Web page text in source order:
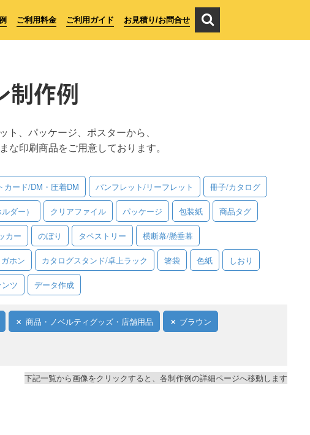
ご利用料金 ご利用ガイド お見積り/お問合せ
制作例
、パッケージ、ポスターから、
印刷商品をご用意しております。
カード/DM・圧着DM パンフレット/リーフレット 冊子/カタログ
ダー） クリアファイル パッケージ 包装紙 商品タグ
カー のぼり タペストリー 横断幕/懸垂幕
ガホン カタログスタンド/卓上ラック 箸袋 色紙 しおり
ツ データ作成
商品・ノベルティグッズ・店舗用品 ブラウン
下記一覧から画像をクリックすると、各制作例の詳細ページへ移動します